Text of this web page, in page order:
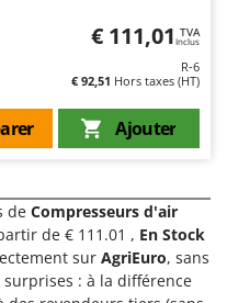
pour pizza et cuisine
€ 111,01 TVA
Inclus
R-6
€ 92,51 Hors taxes (HT)
Ajouter
de Compresseurs d'air
de € 111.01 , En Stock
sur AgriEuro, sans
: à la différence